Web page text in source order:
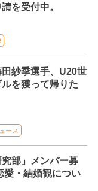
を受付中。
紗季選手、U20世
を獲って帰りた
ース
部」メンバー募
愛・結婚観につい